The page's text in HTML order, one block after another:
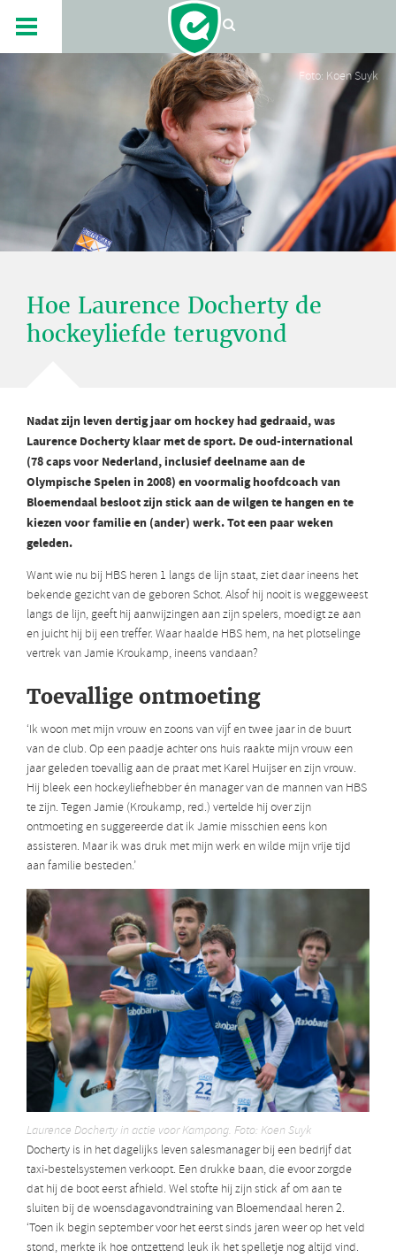
Foto: Koen Suyk
Hoe Laurence Docherty de
hockeyliefde terugvond
Nadat zijn leven dertig jaar om hockey had gedraaid, was
Laurence Docherty klaar met de sport. De oud-international
(78 caps voor Nederland, inclusief deelname aan de
Olympische Spelen in 2008) en voormalig hoofdcoach van
Bloemendaal besloot zijn stick aan de wilgen te hangen en te
kiezen voor familie en (ander) werk. Tot een paar weken
geleden.
Want wie nu bij HBS heren 1 langs de lijn staat, ziet daar ineens het
bekende gezicht van de geboren Schot. Alsof hij nooit is weggeweest
langs de lijn, geeft hij aanwijzingen aan zijn spelers, moedigt ze aan
en juicht hij bij een treffer. Waar haalde HBS hem, na het plotselinge
vertrek van Jamie Kroukamp, ineens vandaan?
Toevallige ontmoeting
‘Ik woon met mijn vrouw en zoons van vijf en twee jaar in de buurt
van de club. Op een paadje achter ons huis raakte mijn vrouw een
jaar geleden toevallig aan de praat met Karel Huijser en zijn vrouw.
Hij bleek een hockeyliefhebber én manager van de mannen van HBS
te zijn. Tegen Jamie (Kroukamp, red.) vertelde hij over zijn
ontmoeting en suggereerde dat ik Jamie misschien eens kon
assisteren. Maar ik was druk met mijn werk en wilde mijn vrije tijd
aan familie besteden.’
Laurence Docherty in actie voor Kampong. Foto: Koen Suyk
Docherty is in het dagelijks leven salesmanager bij een bedrijf dat
taxi-bestelsystemen verkoopt. Een drukke baan, die evoor zorgde
dat hij de boot eerst afhield. Wel stofte hij zijn stick af om aan te
sluiten bij de woensdagavondtraining van Bloemendaal heren 2.
‘Toen ik begin september voor het eerst sinds jaren weer op het veld
stond, merkte ik hoe ontzettend leuk ik het spelletje nog altijd vind.